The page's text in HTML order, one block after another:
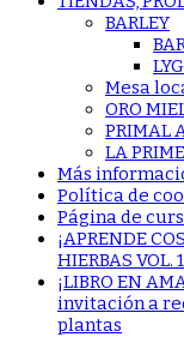
BARLEY
Mesa
ORO
PRIMAL
LA
Más
Política de
Página de
¡APRENDE
HIERBAS VOL.
¡LIBRO EN
invitación a
plantas